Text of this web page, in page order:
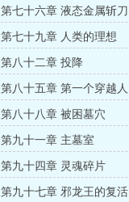
第七十六章 液态金属斩刀
第七十九章 人类的理想
第八十二章 投降
第八十五章 第一个穿越人
第八十八章 被困墓穴
第九十一章 主墓室
第九十四章 灵魂碎片
第九十七章 邪龙王的复活